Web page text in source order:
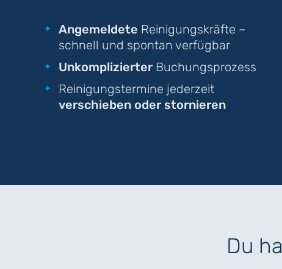
Angemeldete Reinigungskräfte –
schnell und spontan verfügbar
UnkomplizierterBuchungsprozess
Reinigungstermine jederzeit
verschieben oder stornieren
Du